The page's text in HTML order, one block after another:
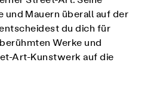
und Mauern überall auf der
du dich für
Werke und
Art-Kunstwerk auf die